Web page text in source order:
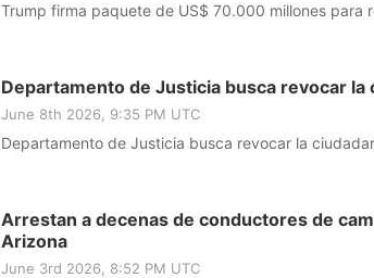
Trump firma paquete de US$ 70.000 millones para
Departamento de Justicia busca revocar la
June 8th 2026, 9:35 PM UTC
Departamento de Justicia busca revocar la
Arrestan a decenas de conductores de
Arizona
June 3rd 2026, 8:52 PM UTC